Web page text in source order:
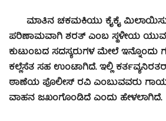
ಮಾತಿನ ಚಕಮಕಿಯು ಕೈಕೈ
ಪರಿಣಾಮವಾಗಿ ಶರತ್ ಎಂಬ ಸ್ಥಳೀಯ
ಕುಟುಂಬದ ಸದಸ್ಯರುಗಳ ಮೇಲೆ ಇನ್ನೊಂದು
ಕಲ್ಲೆಸೆತ ಸಹ ಉಂಟಾಗಿದೆ. ಇಲ್ಲಿ
ಠಾಣೆಯ ಪೊಲೀಸ್ ರವಿ ಎಂಬುವವರು
ವಾಹನ ಜಖಂಗೊಂಡಿದೆ ಎಂದು ಹೇಳಲಾಗಿದೆ.